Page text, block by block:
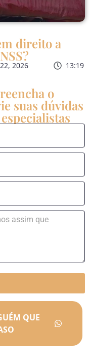
direito a
2026 13:19
o
suas dúvidas
QUE